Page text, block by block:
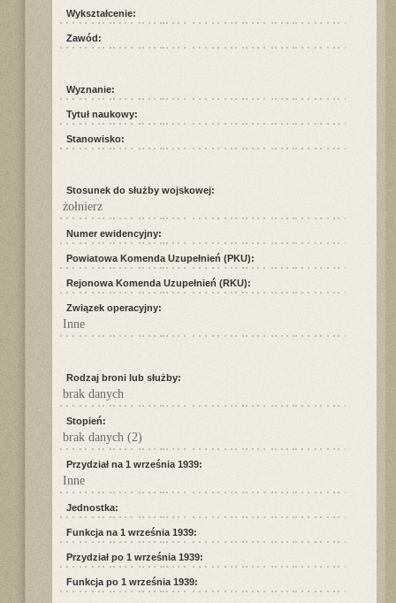
Wykształcenie:
Zawód:
Wyznanie:
Tytuł naukowy:
Stanowisko:
Stosunek do służby wojskowej:
żołnierz
Numer ewidencyjny:
Powiatowa Komenda Uzupełnień (PKU):
Rejonowa Komenda Uzupełnień (RKU):
Związek operacyjny:
Inne
Rodzaj broni lub służby:
brak danych
Stopień:
brak danych (2)
Przydział na 1 września 1939:
Inne
Jednostka:
Funkcja na 1 września 1939:
Przydział po 1 września 1939:
Funkcja po 1 września 1939: